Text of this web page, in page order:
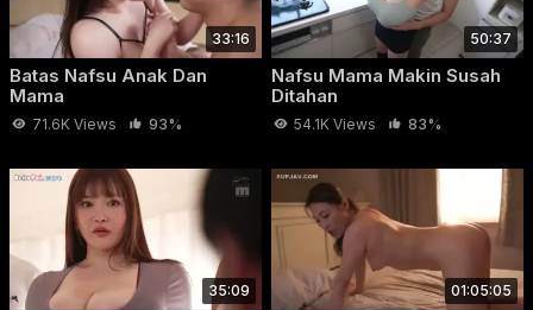
33:16
Batas Nafsu Anak Dan
Mama
71.6K Views 93%
50:37
Nafsu Mama Makin Susah
Ditahan
54.1K Views 83%
35:09 01:05:05